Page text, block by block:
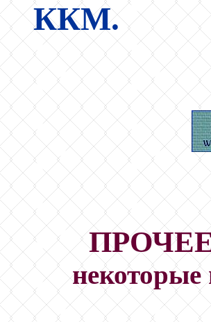
ККМ.
некоторые